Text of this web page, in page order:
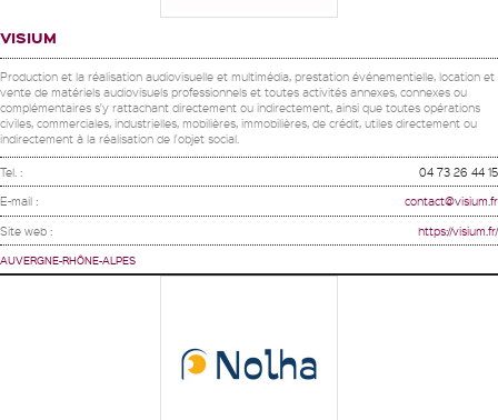
VISIUM
Production et la réalisation audiovisuelle et multimédia, prestation événementielle, location et
vente de matériels audiovisuels professionnels et toutes activités annexes, connexes ou
complémentaires s'y rattachant directement ou indirectement, ainsi que toutes opérations
civiles, commerciales, industrielles, mobilières, immobilières, de crédit, utiles directement ou
indirectement à la réalisation de l'objet social.
Tel. : 04 73 26 44 15
E-mail : contact@visium.fr
Site web : https://visium.fr/
AUVERGNE-RHÔNE-ALPES